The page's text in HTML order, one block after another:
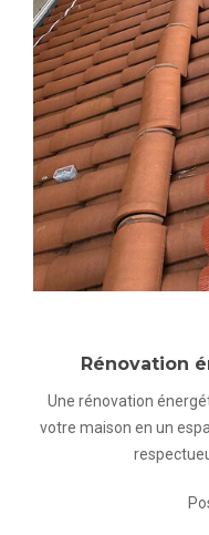
Rénovation
Une rénovation
votre maison en un